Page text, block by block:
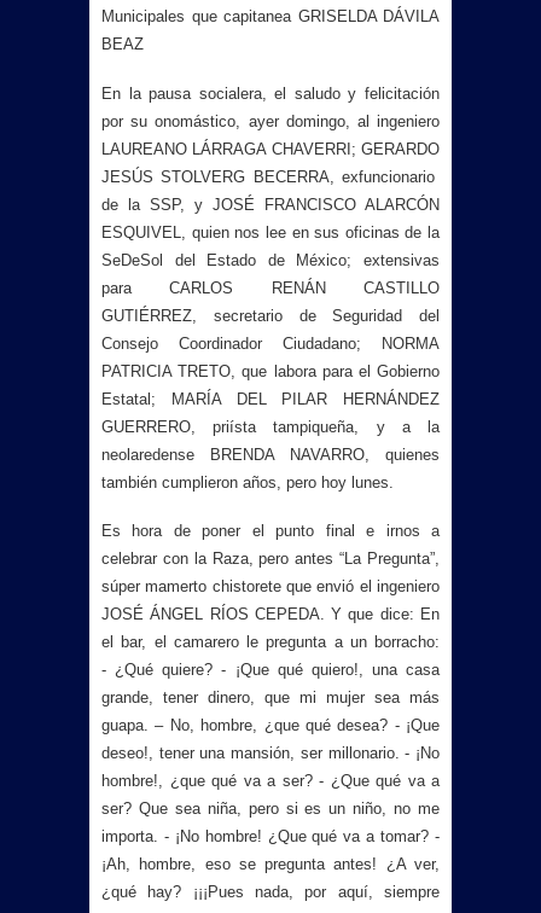
Municipales que capitanea GRISELDA DÁVILA
BEAZ
En la pausa socialera, el saludo y felicitación
por su onomástico, ayer domingo, al ingeniero
LAUREANO LÁRRAGA CHAVERRI; GERARDO
JESÚS STOLVERG BECERRA, exfuncionario
de la SSP, y JOSÉ FRANCISCO ALARCÓN
ESQUIVEL, quien nos lee en sus oficinas de la
SeDeSol del Estado de México; extensivas
para CARLOS RENÁN CASTILLO
GUTIÉRREZ, secretario de Seguridad del
Consejo Coordinador Ciudadano; NORMA
PATRICIA TRETO, que labora para el Gobierno
Estatal; MARÍA DEL PILAR HERNÁNDEZ
GUERRERO, priísta tampiqueña, y a la
neolaredense BRENDA NAVARRO, quienes
también cumplieron años, pero hoy lunes.
Es hora de poner el punto final e irnos a
celebrar con la Raza, pero antes “La Pregunta”,
súper mamerto chistorete que envió el ingeniero
JOSÉ ÁNGEL RÍOS CEPEDA. Y que dice: En
el bar, el camarero le pregunta a un borracho:
-¿Qué quiere? - ¡Que qué quiero!, una casa
grande, tener dinero, que mi mujer sea más
guapa. – No, hombre, ¿que qué desea? - ¡Que
deseo!, tener una mansión, ser millonario.- ¡No
hombre!, ¿que qué va a ser? - ¿Que qué va a
ser? Que sea niña, pero si es un niño, no me
importa. - ¡No hombre! ¿Que qué va a tomar? -
¡Ah, hombre, eso se pregunta antes! ¿A ver,
¿qué hay? ¡¡¡Pues nada, por aquí, siempre